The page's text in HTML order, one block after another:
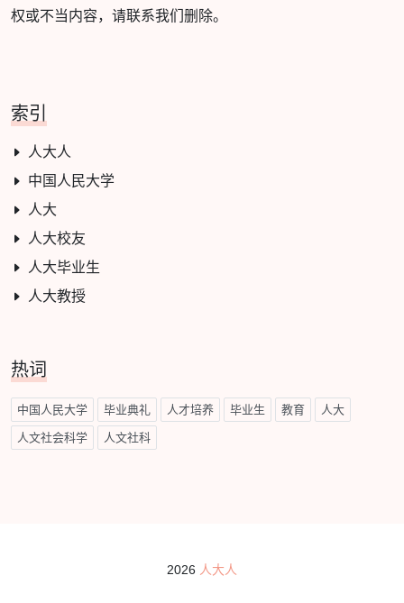
权或不当内容，请联系我们删除。
索引
人大人
中国人民大学
人大
人大校友
人大毕业生
人大教授
热词
中国人民大学 毕业典礼 人才培养 毕业生 教育 人大
人文社会科学 人文社科
2026 人大人